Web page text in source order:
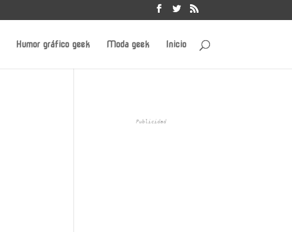
Humor gráfico geek Moda geek Inicio
Publicidad